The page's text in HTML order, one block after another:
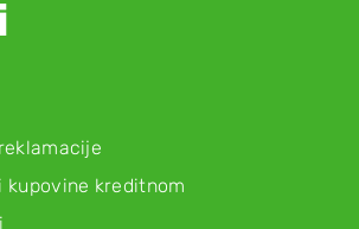
kupovine kreditnom